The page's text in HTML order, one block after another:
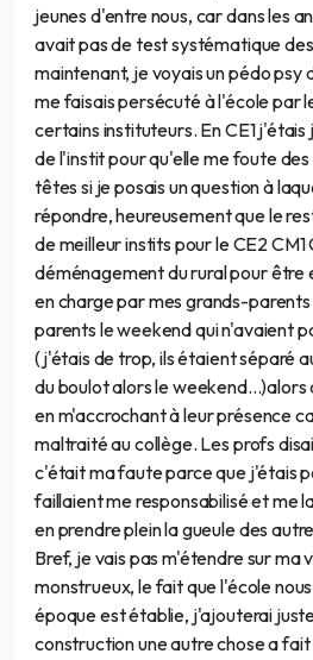
jeunes d'entre nous, car dans les
avait pas de test systématique
maintenant, je voyais un pédo psy
me faisais persécuté à l'école par
certains instituteurs. En CE1
de l'instit pour qu'elle me foute
têtes si je posais un question à
répondre, heureusement que le
de meilleur instits pour le CE2 CM1
déménagement du rural pour être
en charge par mes grands-
parents le weekend qui n'avaient
(j'étais de trop, ils étaient séparé
du boulot alors le weekend...)alors
en m'accrochant à leur présence
maltraité au collège. Les profs
c'était ma faute parce que j'étais
faillaient me responsabilisé et me
en prendre plein la gueule des
Bref, je vais pas m'étendre sur ma
monstrueux, le fait que l'école
époque est établie, j'ajouterai
construction une autre chose a